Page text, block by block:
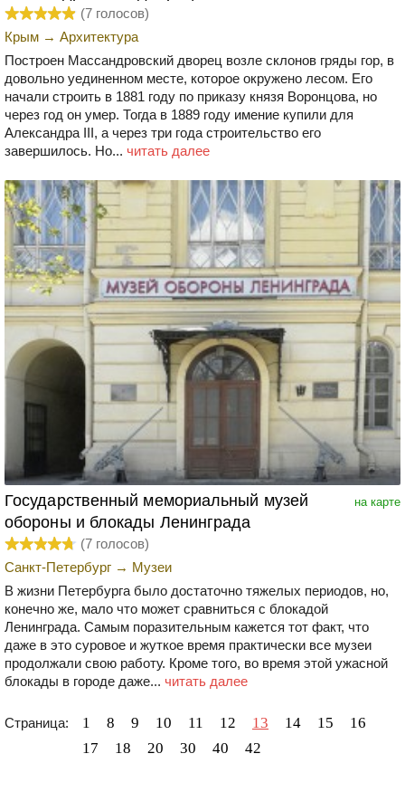
(7 голосов)
Крым → Архитектура
Построен Массандровский дворец возле склонов гряды гор, в
довольно уединенном месте, которое окружено лесом. Его
начали строить в 1881 году по приказу князя Воронцова, но
через год он умер. Тогда в 1889 году имение купили для
Александра III, а через три года строительство его
завершилось. Но... читать далее
на карте
Государственный мемориальный музей
обороны и блокады Ленинграда
(7 голосов)
Санкт-Петербург → Музеи
В жизни Петербурга было достаточно тяжелых периодов, но,
конечно же, мало что может сравниться с блокадой
Ленинграда. Самым поразительным кажется тот факт, что
даже в это суровое и жуткое время практически все музеи
продолжали свою работу. Кроме того, во время этой ужасной
блокады в городе даже... читать далее
Страница: 1 8 9 10 11 12 13 14 15
16
17
18 20 30 40 42